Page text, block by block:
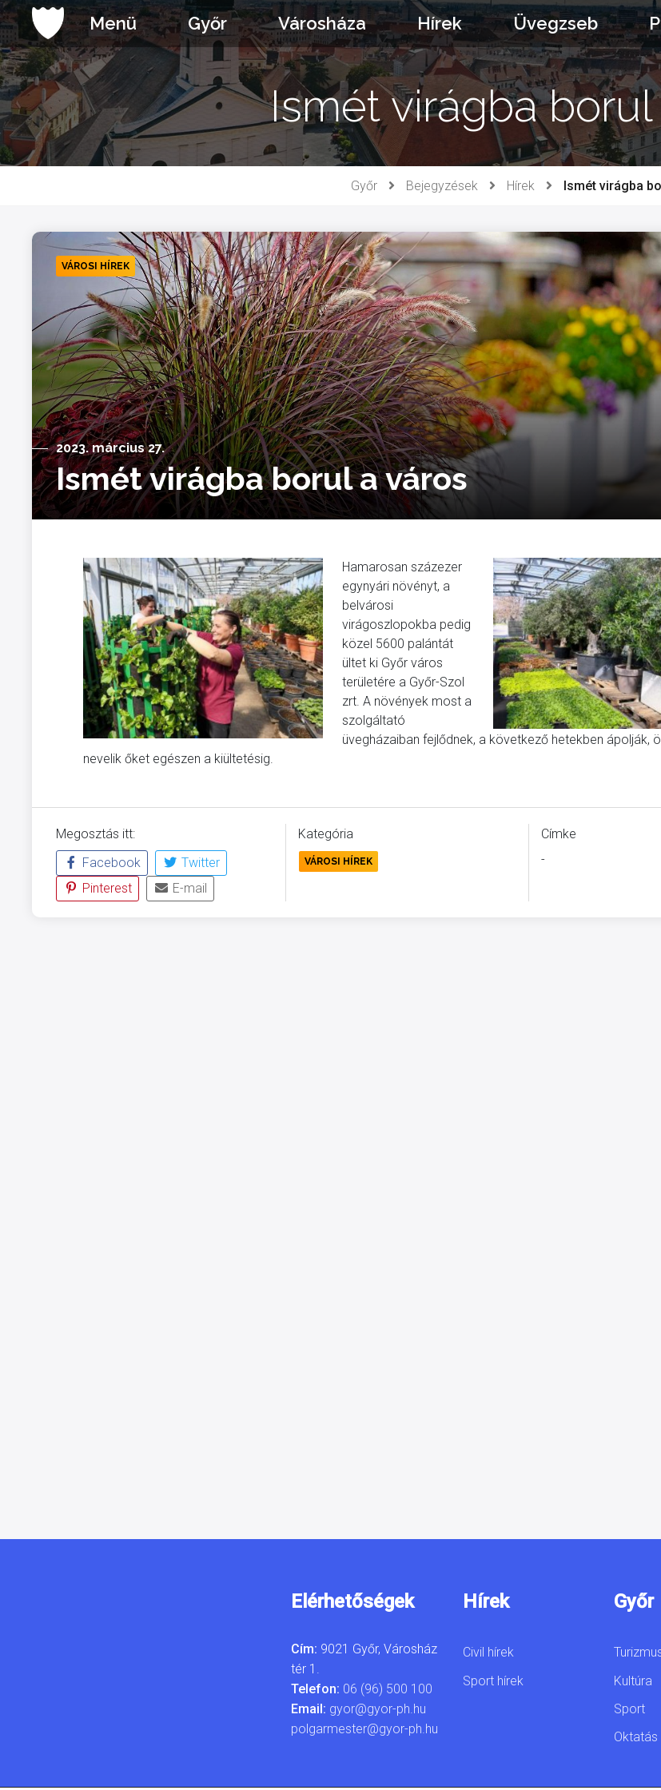
Ugrás
a
tartalomhoz
Menü Győr Városháza Hírek Üvegzseb
Ismét virágba borul
Győr Bejegyzések Hírek Ismét virágba
VÁROSI HÍREK
2023. március 27.
Ismét virágba borul a város
Hamarosan százezer
egynyári növényt, a
belvárosi
virágoszlopokba pedig
közel 5600 palántát
ültet ki Győr város
területére a Győr-Szol
zrt. A növények most a
szolgáltató
üvegházaiban fejlődnek, a következő hetekben ápolják,
nevelik őket egészen a kiültetésig.
Megosztás itt:
Facebook
Twitter
Pinterest
E-mail
Kategória
VÁROSI HÍREK
Címke
-
Elérhetőségek
Cím: 9021 Győr, Városház
tér 1.
Telefon: 06 (96) 500 100
Email: gyor@gyor-ph.hu
polgarmester@gyor-ph.hu
Hírek
Civil hírek
Sport hírek
Győr
Kultúra
Sport
Oktatás